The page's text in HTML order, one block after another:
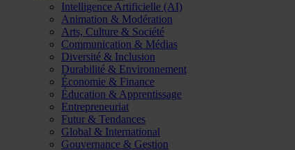
Intelligence Artificielle (AI)
Animation & Modération
Arts, Culture & Société
Communication & Médias
Diversité & Inclusion
Durabilité & Environnement
Économie & Finance
Éducation & Apprentissage
Entrepreneuriat
Futur & Tendances
Global & International
Gouvernance & Gestion